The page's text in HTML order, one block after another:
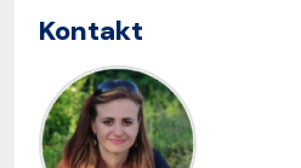
Kontakt